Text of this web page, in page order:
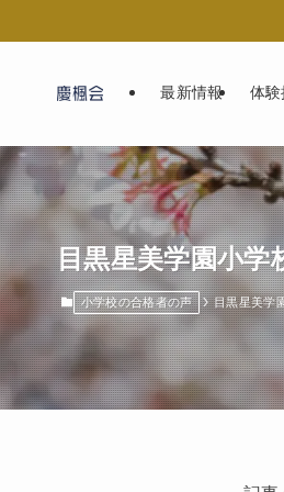
最新情報 体
目黒星美学園小学
小学校の合格者の声 目黒星美学